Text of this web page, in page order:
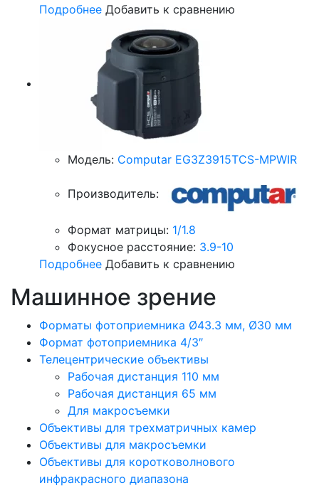
Подробнее Добавить к сравнению
Модель: Computar EG3Z3915TCS-MPWIR
Производитель:
Формат матрицы: 1/1.8
Фокусное расстояние: 3.9-10
Подробнее Добавить к сравнению
Машинное зрение
Форматы фотоприемника Ø43.3 мм, Ø30 мм
Формат фотоприемника 4/3″
Телецентрические объективы
Рабочая дистанция 110 мм
Рабочая дистанция 65 мм
Для макросъемки
Объективы для трехматричных камер
Объективы для макросъемки
Объективы для коротковолнового
инфракрасного диапазона